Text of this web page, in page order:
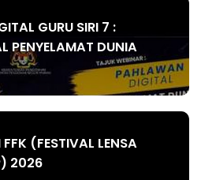
GURU SIRI 7 :
PENYELAMAT DUNIA
(FESTIVAL LENSA
2026